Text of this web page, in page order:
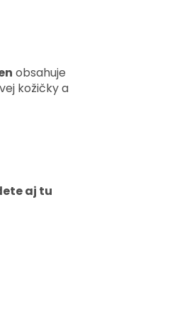
obsahuje
kožičky a
aj tu